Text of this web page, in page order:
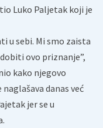
Luko Paljetak koji je
u sebi. Mi smo zaista
ovo priznanje”,
kako njegovo
danas već
jer se u